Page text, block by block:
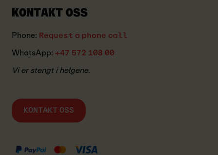
KONTAKT OSS
Phone: Request a phone call
WhatsApp: +47 572 108 00
Vi er stengt i helgene.
KONTAKT OSS